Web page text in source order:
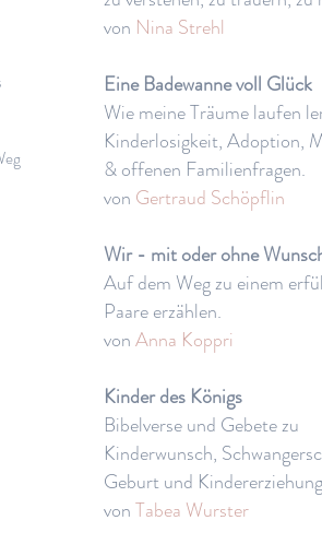
von Nina Strehl
Eine Badewanne voll Glück
Wie meine Träume laufen
Kinderlosigkeit, Adoption,
& offenen Familienfragen.
von Gertraud Schöpflin
Wir - mit oder ohne
Auf dem Weg zu einem
Paare erzählen.
vonAnna Koppri
Kinder des Königs
Bibelverse und Gebete zu
Kinderwunsch,
Geburt und Kindererziehung
vonTabea Wurster